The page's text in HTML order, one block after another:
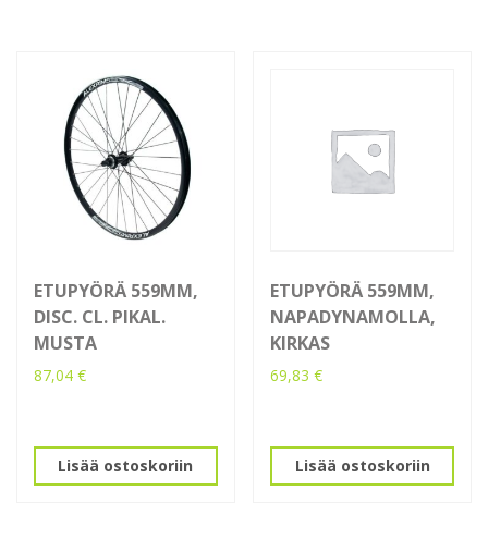
ETUPYÖRÄ 559MM,
DISC. CL. PIKAL.
MUSTA
87,04 €
Lisää ostoskoriin
ETUPYÖRÄ 559MM,
NAPADYNAMOLLA,
KIRKAS
69,83€
Lisää ostoskoriin